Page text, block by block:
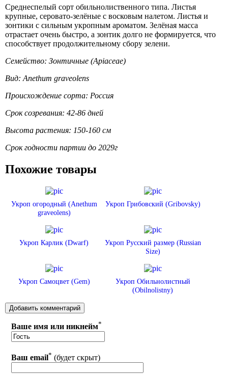
Среднеспелый сорт обильнолиственного типа. Листья
крупные, серовато-зелёные с восковым налетом. Листья и
зонтики с сильным укропным ароматом. Зелёная масса
отрастает очень быстро, а зонтик долго не формируется, что
способствует продолжительному сбору зелени.
Семейство: Зонтичные (Apiaceae)
Вид: Anethum graveolens
Происхождение сорта: Россия
Срок созревания: 42-86 дней
Высота растения: 150-160 см
Срок годности партии до 2029г
Похожие товары
Укроп огородный (Anethum
graveolens)
Укроп Грибовский (Gribovsky)
Укроп Карлик (Dwarf)
Укроп Русский размер (Russian
Size)
Укроп Самоцвет (Gem)
Укроп Обильнолистный
(Obilnolistny)
Ваше имя или никнейм*
Ваш email* (будет скрыт)